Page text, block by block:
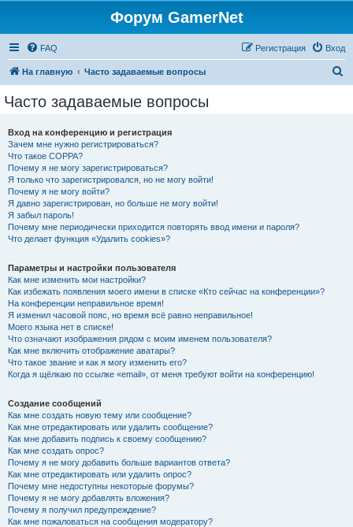
Форум GamerNet
FAQ Вход
Регистрация
На главную Часто задаваемые вопросы
Часто задаваемые вопросы
Вход на конференцию и регистрация
Зачем мне нужно регистрироваться?
Что такое COPPA?
Почему я не могу зарегистрироваться?
Я только что зарегистрировался, но не могу войти!
Почему я не могу войти?
Я давно зарегистрирован, но больше не могу войти!
Я забыл пароль!
Почему мне периодически приходится повторять ввод имени и пароля?
Что делает функция «Удалить cookies»?
Параметры и настройки пользователя
Как мне изменить мои настройки?
Как избежать появления моего имени в списке «Кто сейчас на конференции»?
На конференции неправильное время!
Я изменил часовой пояс, но время всё равно неправильное!
Моего языка нет в списке!
Что означают изображения рядом с моим именем пользователя?
Как мне включить отображение аватары?
Что такое звание и как я могу изменить его?
Когда я щёлкаю по ссылке «email», от меня требуют войти на конференцию!
Создание сообщений
Как мне создать новую тему или сообщение?
Как мне отредактировать или удалить сообщение?
Как мне добавить подпись к своему сообщению?
Как мне создать опрос?
Почему я не могу добавить больше вариантов ответа?
Как мне отредактировать или удалить опрос?
Почему мне недоступны некоторые форумы?
Почему я не могу добавлять вложения?
Почему я получил предупреждение?
Как мне пожаловаться на сообщения модератору?